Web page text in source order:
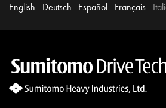
English Deutsch Español Français